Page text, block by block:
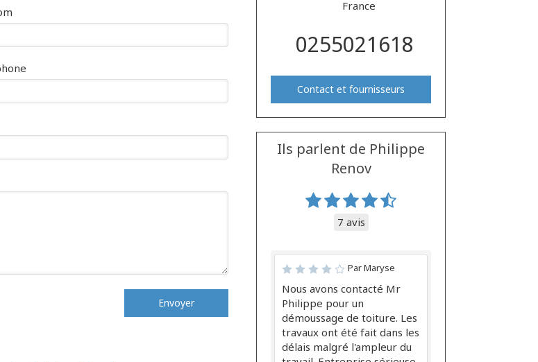
Envoyer
France
0255021618
Contact et fournisseurs
Ils parlent de Philippe
Renov
7 avis
Par Maryse
Nous avons contacté Mr
Philippe pour un
démoussage de toiture. Les
travaux ont été fait dans les
délais malgré l'ampleur du